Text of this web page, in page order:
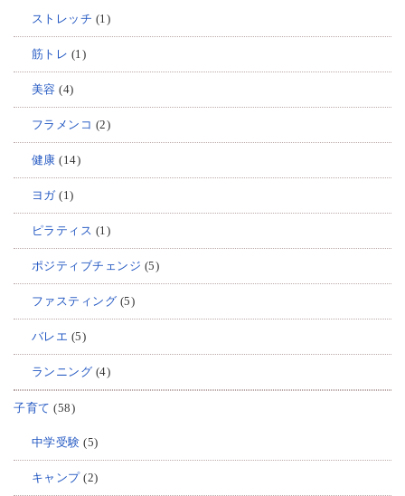
ストレッチ (1)
筋トレ (1)
美容 (4)
フラメンコ (2)
健康 (14)
ヨガ(1)
ピラティス (1)
ポジティブチェンジ (5)
ファスティング (5)
バレエ (5)
ランニング (4)
子育て (58)
中学受験 (5)
キャンプ(2)